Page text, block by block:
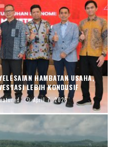
HAMBATAN USAHA,
LEBIH KONDUSIF
April 7, 2026